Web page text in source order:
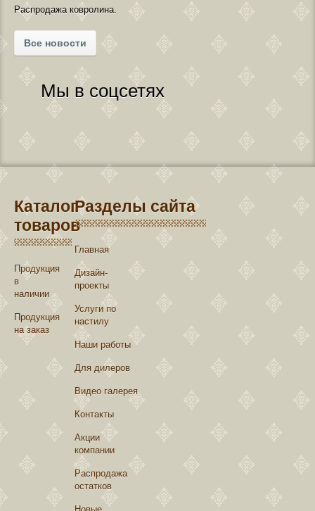
Распродажа ковролина.
Все новости
Мы в соцсетях
Каталог
товаров
Продукция
в
наличии
Продукция
на заказ
Разделы сайта
Главная
Дизайн-
проекты
Услуги по
настилу
Наши работы
Для дилеров
Видео галерея
Контакты
Акции
компании
Распродажа
остатков